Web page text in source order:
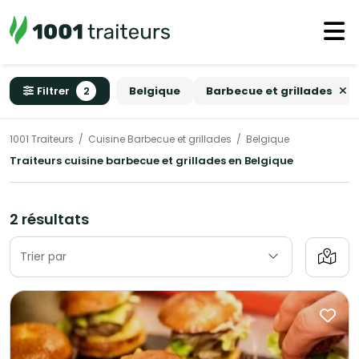
Filtrer 2 Belgique Barbecue et grillades
1001 Traiteurs Cuisine Barbecue et grillades Belgique
Traiteurs cuisine barbecue et grillades en Belgique
2 résultats
Trier par